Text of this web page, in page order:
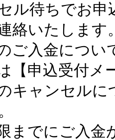
ル待ちでお申
絡いたします
ご入金につい
【申込受付メ
キャンセル
までにご入金